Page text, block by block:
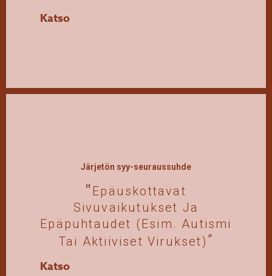
Katso
Järjetön syy-seuraussuhde
Epäuskottavat
Sivuvaikutukset Ja
Epäpuhtaudet (esim. Autismi
Tai Aktiiviset Virukset)
Katso